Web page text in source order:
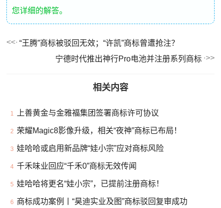
您详细的解答。
“王腾”商标被驳回无效；“许凯”商标曾遭抢注？
宁德时代推出神行Pro电池并注册系列商标
相关内容
1 上善黄金与金雅福集团签署商标许可协议
2 荣耀Magic8影像升级，相关“夜神”商标已布局！
3 娃哈哈或启用新品牌“娃小宗”应对商标风险
4 千禾味业回应“千禾0”商标无效传闻
5 娃哈哈将更名“娃小宗”，已提前注册商标！
6 商标成功案例丨“昊迪实业及图”商标驳回复审成功